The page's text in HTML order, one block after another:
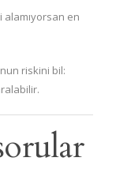
alamıyorsan en
riskini bil: